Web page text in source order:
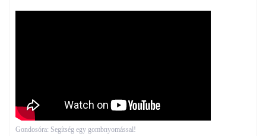
Gondosóra: Segítség egy gombnyomással!